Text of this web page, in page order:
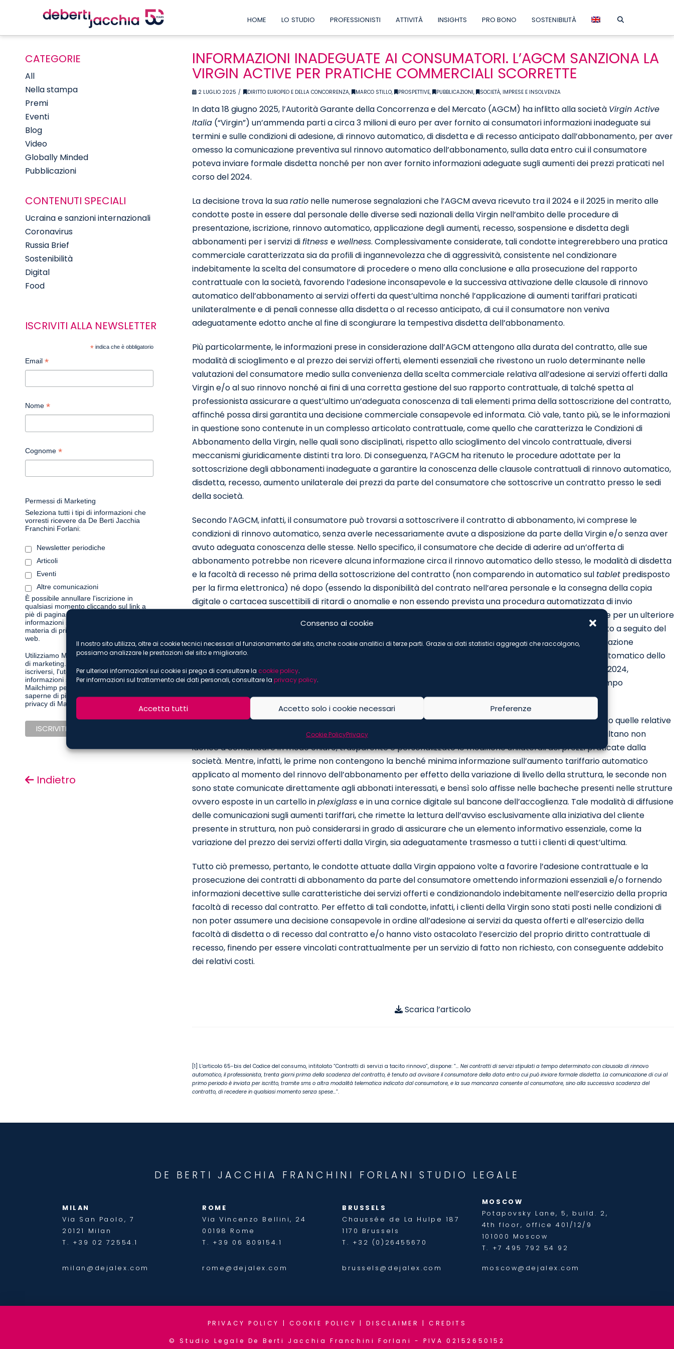
Consenso ai cookie
Il nostro sito utilizza, oltre ai cookie tecnici necessari al funzionamento del sito, anche cookie analitici di terze parti. Grazie ai dati statistici aggregati che raccolgono,
possiamo analizzare le prestazioni del sito e migliorarlo.
Per ulteriori informazioni sui cookie si prega di consultare la cookie policy.
Per informazioni sul trattamento dei dati personali, consultare la privacy policy.
Accetta tutti Accetto solo i cookie necessari Preferenze
Cookie PolicyPrivacy
HOME LO STUDIO PROFESSIONISTI ATTIVITÀ INSIGHTS PRO BONO SOSTENIBILITÀ
INFORMAZIONI INADEGUATE AI CONSUMATORI. L’AGCM SANZIONA LA
VIRGIN ACTIVE PER PRATICHE COMMERCIALI SCORRETTE
2 LUGLIO 2025 DIRITTO EUROPEO E DELLA CONCORRENZA, MARCO STILLO, PROSPETTIVE, PUBBLICAZIONI, SOCIETÀ, IMPRESE E INSOLVENZA
In data 18 giugno 2025, l’Autorità Garante della Concorrenza e del Mercato (AGCM) ha inflitto alla società Virgin Active
Italia(“Virgin”) un’ammenda parti a circa 3 milioni di euro per aver fornito ai consumatori informazioni inadeguate sui
termini e sulle condizioni di adesione, di rinnovo automatico, di disdetta e di recesso anticipato dall’abbonamento, per aver
omesso la comunicazione preventiva sul rinnovo automatico dell’abbonamento, sulla data entro cui il consumatore
poteva inviare formale disdetta nonché per non aver fornito informazioni adeguate sugli aumenti dei prezzi praticati nel
corso del 2024.
La decisione trova la suarationelle numerose segnalazioni che l’AGCM aveva ricevuto tra il 2024 e il 2025 in merito alle
condotte poste in essere dal personale delle diverse sedi nazionali della Virgin nell’ambito delle procedure di
presentazione, iscrizione, rinnovo automatico, applicazione degli aumenti, recesso, sospensione e disdetta degli
abbonamenti per i servizi difitness e wellness. Complessivamente considerate, tali condotte integrerebbero una pratica
commerciale caratterizzata sia da profili di ingannevolezza che di aggressività, consistente nel condizionare
indebitamente la scelta del consumatore di procedere o meno alla conclusione e alla prosecuzione del rapporto
contrattuale con la società, favorendo l’adesione inconsapevole e la successiva attivazione delle clausole di rinnovo
automatico dell’abbonamento ai servizi offerti da quest’ultima nonché l’applicazione di aumenti tariffari praticati
unilateralmente e di penali connesse alla disdetta o al recesso anticipato, di cui il consumatore non veniva
adeguatamente edotto anche al fine di scongiurare la tempestiva disdetta dell’abbonamento.
Più particolarmente, le informazioni prese in considerazione dall’AGCM attengono alla durata del contratto, alle sue
modalità di scioglimento e al prezzo dei servizi offerti, elementi essenziali che rivestono un ruolo determinante nelle
valutazioni del consumatore medio sulla convenienza della scelta commerciale relativa all’adesione ai servizi offerti dalla
Virgin e/o al suo rinnovo nonché ai fini di una corretta gestione del suo rapporto contrattuale, di talché spetta al
professionista assicurare a quest’ultimo un’adeguata conoscenza di tali elementi prima della sottoscrizione del contratto,
affinché possa dirsi garantita una decisione commerciale consapevole ed informata. Ciò vale, tanto più, se le informazioni
in questione sono contenute in un complesso articolato contrattuale, come quello che caratterizza le Condizioni di
Abbonamento della Virgin, nelle quali sono disciplinati, rispetto allo scioglimento del vincolo contrattuale, diversi
meccanismi giuridicamente distinti tra loro. Di conseguenza, l’AGCM ha ritenuto le procedure adottate per la
sottoscrizione degli abbonamenti inadeguate a garantire la conoscenza delle clausole contrattuali di rinnovo automatico,
disdetta, recesso, aumento unilaterale dei prezzi da parte del consumatore che sottoscrive un contratto presso le sedi
della società.
Secondo l’AGCM, infatti, il consumatore può trovarsi a sottoscrivere il contratto di abbonamento, ivi comprese le
condizioni di rinnovo automatico, senza averle necessariamente avute a disposizione da parte della Virgin e/o senza aver
avuto adeguata conoscenza delle stesse. Nello specifico, il consumatore che decide di aderire ad un’offerta di
abbonamento potrebbe non ricevere alcuna informazione circa il rinnovo automatico dello stesso, le modalità di disdetta
e la facoltà di recesso né prima della sottoscrizione del contratto (non comparendo in automatico sul tabletpredisposto
per la firma elettronica) né dopo (essendo la disponibilità del contrato nell’area personale e la consegna della copia
digitale o cartacea suscettibili di ritardi o anomalie e non essendo prevista una procedura automatizzata di invio
telematico del contratto), di talché alla prima scadenza contrattuale potrebbe ritrovarsi vincolato anche per un ulteriore
anno senza aver effettuato una scelta consapevole in tal senso e rendendosi conto di tale rinnovo soltanto a seguito del
persistere dell’addebito delle quote mensili di abbonamento sul proprio mezzo di pagamento. La comunicazione
finalizzata a ricordare al consumatore, trenta giorni prima della scadenza dell’abbonamento, il rinnovo automatico dello
stesso e la data entro cui può inviare formale disdetta, inoltre, era stata introdotta solo a partire da luglio 2024,
nonostante tale obbligo fosse in vigore già dal 31 dicembre 2023 per tutti i contratti di servizi stipulati a tempo
determinato con clausola di rinnovo automatico[1].
Tanto le comunicazioni relative agli incrementi dovuti all’aumento di livello di alcune sedi della Virgin quanto quelle relative
alle modifiche del listino prezzi a livello nazionale, infine, presentano evidenti profili di ingannevolezza e risultano non
idonee a comunicare in modo chiaro, trasparente e personalizzato le modifiche unilaterali dei prezzi praticate dalla
società. Mentre, infatti, le prime non contengono la benché minima informazione sull’aumento tariffario automatico
applicato al momento del rinnovo dell’abbonamento per effetto della variazione di livello della struttura, le seconde non
sono state comunicate direttamente agli abbonati interessati, e bensì solo affisse nelle bacheche presenti nelle strutture
ovvero esposte in un cartello inplexiglasse in una cornice digitale sul bancone dell’accoglienza. Tale modalità di diffusione
delle comunicazioni sugli aumenti tariffari, che rimette la lettura dell’avviso esclusivamente alla iniziativa del cliente
presente in struttura, non può considerarsi in grado di assicurare che un elemento informativo essenziale, come la
variazione del prezzo dei servizi offerti dalla Virgin, sia adeguatamente trasmesso a tutti i clienti di quest’ultima.
Tutto ciò premesso, pertanto, le condotte attuate dalla Virgin appaiono volte a favorire l’adesione contrattuale e la
prosecuzione dei contratti di abbonamento da parte del consumatore omettendo informazioni essenziali e/o fornendo
informazioni decettive sulle caratteristiche dei servizi offerti e condizionandolo indebitamente nell’esercizio della propria
facoltà di recesso dal contratto. Per effetto di tali condotte, infatti, i clienti della Virgin sono stati posti nelle condizioni di
non poter assumere una decisione consapevole in ordine all’adesione ai servizi da questa offerti e all’esercizio della
facoltà di disdetta o di recesso dal contratto e/o hanno visto ostacolato l’esercizio del proprio diritto contrattuale di
recesso, finendo per essere vincolati contrattualmente per un servizio di fatto non richiesto, con conseguente addebito
dei relativi costi.
Scarica l’articolo
[1] L’articolo 65-bis del Codice del consumo, intitolato “Contratti di servizi a tacito rinnovo”, dispone: “… Nei contratti di servizi stipulati a tempo determinato con clausola di rinnovo
automatico, il professionista, trenta giorni prima della scadenza del contratto, è tenuto ad avvisare il consumatore della data entro cui può inviare formale disdetta. La comunicazione di cui al
primo periodo è inviata per iscritto, tramite sms o altra modalità telematica indicata dal consumatore, e la sua mancanza consente al consumatore, sino alla successiva scadenza del
contratto, di recedere in qualsiasi momento senza spese…”.
CATEGORIE
All
Nella stampa
Premi
Eventi
Blog
Video
Globally Minded
Pubblicazioni
CONTENUTI SPECIALI
Ucraina e sanzioni internazionali
Coronavirus
Russia Brief
Sostenibilità
Digital
Food
ISCRIVITI ALLA NEWSLETTER
*indica che è obbligatorio
Email *
Nome *
Cognome *
Permessi di Marketing
Seleziona tutti i tipi di informazioni che
vorresti ricevere da De Berti Jacchia
Franchini Forlani:
Newsletter periodiche
Articoli
Eventi
Altre comunicazioni
È possibile annullare l'iscrizione in
qualsiasi momento cliccando sul link a
piè di pagina delle nostre e-mail. Per
informazioni sulle nostre pratiche in
materia di privacy, visitate il nostro sito
web.
Utilizziamo Mailchimp come piattaforma
di marketing. Cliccando qui sotto per
iscriversi, l'utente riconosce che le sue
informazioni saranno trasferite a
Mailchimp per l'elaborazione.
saperne di più sulle pratiche sulla
privacy di Mailchimp clicca qui.
Indietro
DE BERTI JACCHIA FRANCHINI FORLANI STUDIO LEGALE
MILAN
Via San Paolo, 7
20121 Milan
T. +39 02 72554.1
ROME
Via Vincenzo Bellini, 24
00198 Rome
T. +39 06 809154.1
BRUSSELS
Chaussée de La Hulpe 187
1170 Brussels
T. +32 (0)26455670
MOSCOW
Potapovsky Lane, 5, build. 2,
4th floor, office 401/12/9
101000 Moscow
T. +7 495 792 54 92
milan@dejalex.com rome@dejalex.com brussels@dejalex.com moscow@dejalex.com
PRIVACY POLICY | COOKIE POLICY |DISCLAIMER |CREDITS
© Studio Legale De Berti Jacchia Franchini Forlani - PIVA 02152650152